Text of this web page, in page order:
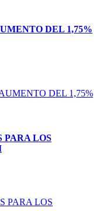
DEL 1,75%
PARA LOS